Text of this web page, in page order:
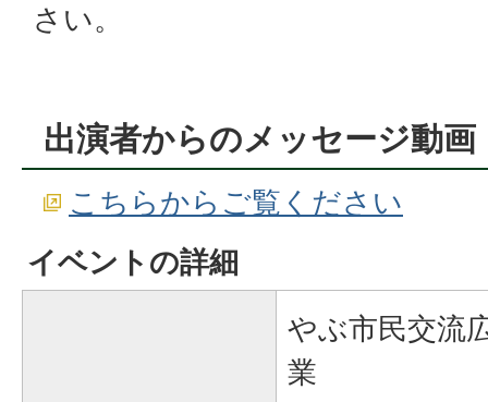
さい。
出演者からのメッセージ動画
こちらからご覧ください
イベントの詳細
やぶ市民交流
業